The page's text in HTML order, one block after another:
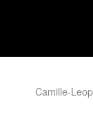
Camille-